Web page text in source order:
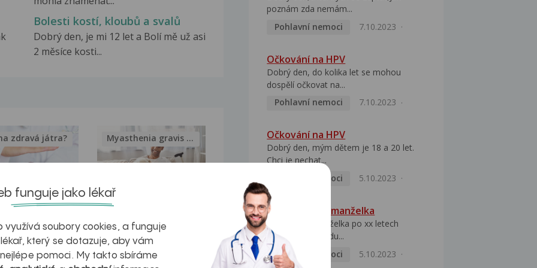
Bolesti kostí, kloubů a svalů
Dobrý den, je mi 12 let a Bolí mě už asi
2 měsíce kosti...
v datech a
zdravá játra?
Inovativní
léčba
Myasthenia gravis – vše, co...
poznám zda nemám...
Pohlavní nemoci
7.10.2023
Očkování na HPV
Dobrý den, do kolika let se mohou
dospělí očkovat na...
Pohlavní nemoci
7.10.2023
Očkování na HPV
Dobrý den, mým dětem je 18 a 20 let.
Chci je nechat...
Pohlavní nemoci
5.10.2023
HPV pozitivní manželka
Dobrý den, manželka po xx letech
přivezla z Východu...
Pohlavní nemoci
5.10.2023
funguje jako lékař
využívá soubory cookies, a funguje
který se dotazuje, aby vám
pomoci. My takto sbíráme